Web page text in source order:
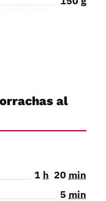
al
1 h 20 min
5 min